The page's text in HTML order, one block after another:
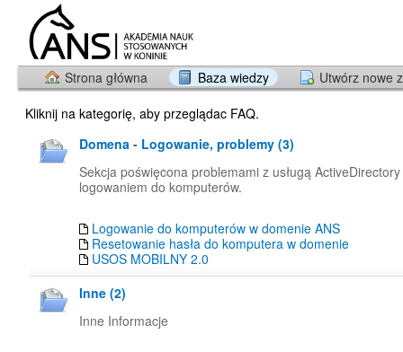
Strona główna Baza wiedzy
Utwórz nowe
Kliknij na kategorię, aby przeglądac FAQ.
Domena - Logowanie, problemy (3)
Sekcja poświęcona problemami z usługą
logowaniem do komputerów.
Logowanie do komputerów w domenie ANS
Resetowanie hasła do komputera w domenie
USOS MOBILNY 2.0
Inne (2)
Inne Informacje